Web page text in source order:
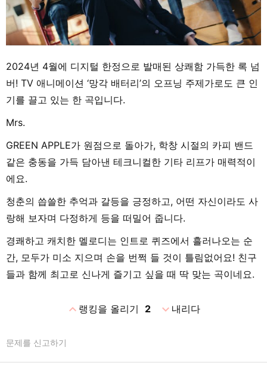
2024년 4월에 디지털 한정으로 발매된 상쾌함 가득한 록 넘
버! TV 애니메이션 ‘망각 배터리’의 오프닝 주제가로도 큰 인
기를 끌고 있는 한 곡입니다.
Mrs.
GREEN APPLE가 원점으로 돌아가, 학창 시절의 카피 밴드
같은 충동을 가득 담아낸 테크니컬한 기타 리프가 매력적이
에요.
청춘의 씁쓸한 추억과 갈등을 긍정하고, 어떤 자신이라도 사
랑해 보자며 다정하게 등을 떠밀어 줍니다.
경쾌하고 캐치한 멜로디는 인트로 퀴즈에서 흘러나오는 순
간, 모두가 미소 지으며 손을 번쩍 들 것이 틀림없어요! 친구
들과 함께 최고로 신나게 즐기고 싶을 때 딱 맞는 곡이네요.
expand_less랭킹을 올리기 2 expand_more내리다
문제를 신고하기